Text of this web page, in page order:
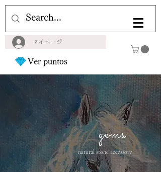
マイページ
Ver puntos
gems
natural stone accessory